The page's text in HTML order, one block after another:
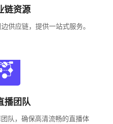
链资源
供应链，提供一站式服务。
播团队
队，确保高清流畅的直播体